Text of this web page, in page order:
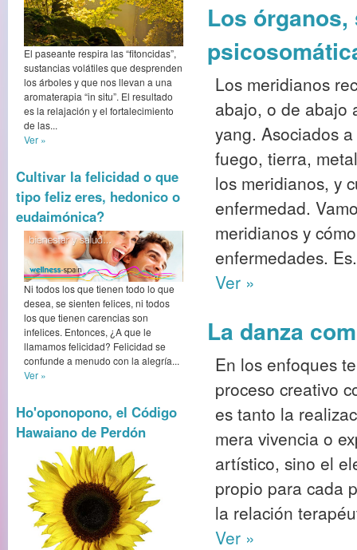
El paseante respira las “fitoncidas”,
sustancias volátiles que desprenden
los árboles y que nos llevan a una
aromaterapia “in situ”. El resultado
es la relajación y el fortalecimiento
de las...
Ver »
Cultivar la felicidad o que
tipo feliz eres, hedonico o
eudaimónica?
Ni todos los que tienen todo lo que
desea, se sienten felices, ni todos
los que tienen carencias son
infelices. Entonces, ¿A que le
llamamos felicidad? Felicidad se
confunde a menudo con la alegría...
Ver »
Ho'oponopono, el Código
Hawaiano de Perdón
Los
Los meridianos
abajo, o de abajo
yang. Asociados
fuego, tierra,
los meridianos, y
enfermedad.
meridianos y
enfermedades.
Ver »
La danza
En los enfoques
proceso creativo
es tanto la
mera vivencia o
artístico, sino el
propio para cada
la relación
Ver »